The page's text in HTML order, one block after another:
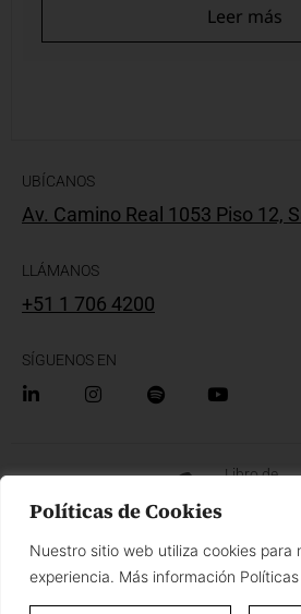
Políticas de Cookies
Nuestro sitio web utiliza cookies para
experiencia. Más información
Leer más
UBÍCANOS
Av. Camino Real 1053 Piso 12,
LLÁMANOS
+51 1 706 4200
SÍGUENOS EN
Libro de
Políticas de Privacidad
Términos y